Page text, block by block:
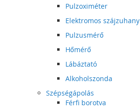
Pulzoximéter
Elektromos szájzuhany
Pulzusmérő
Hőmérő
Lábáztató
Alkoholszonda
Szépségápolás
Férfi borotva